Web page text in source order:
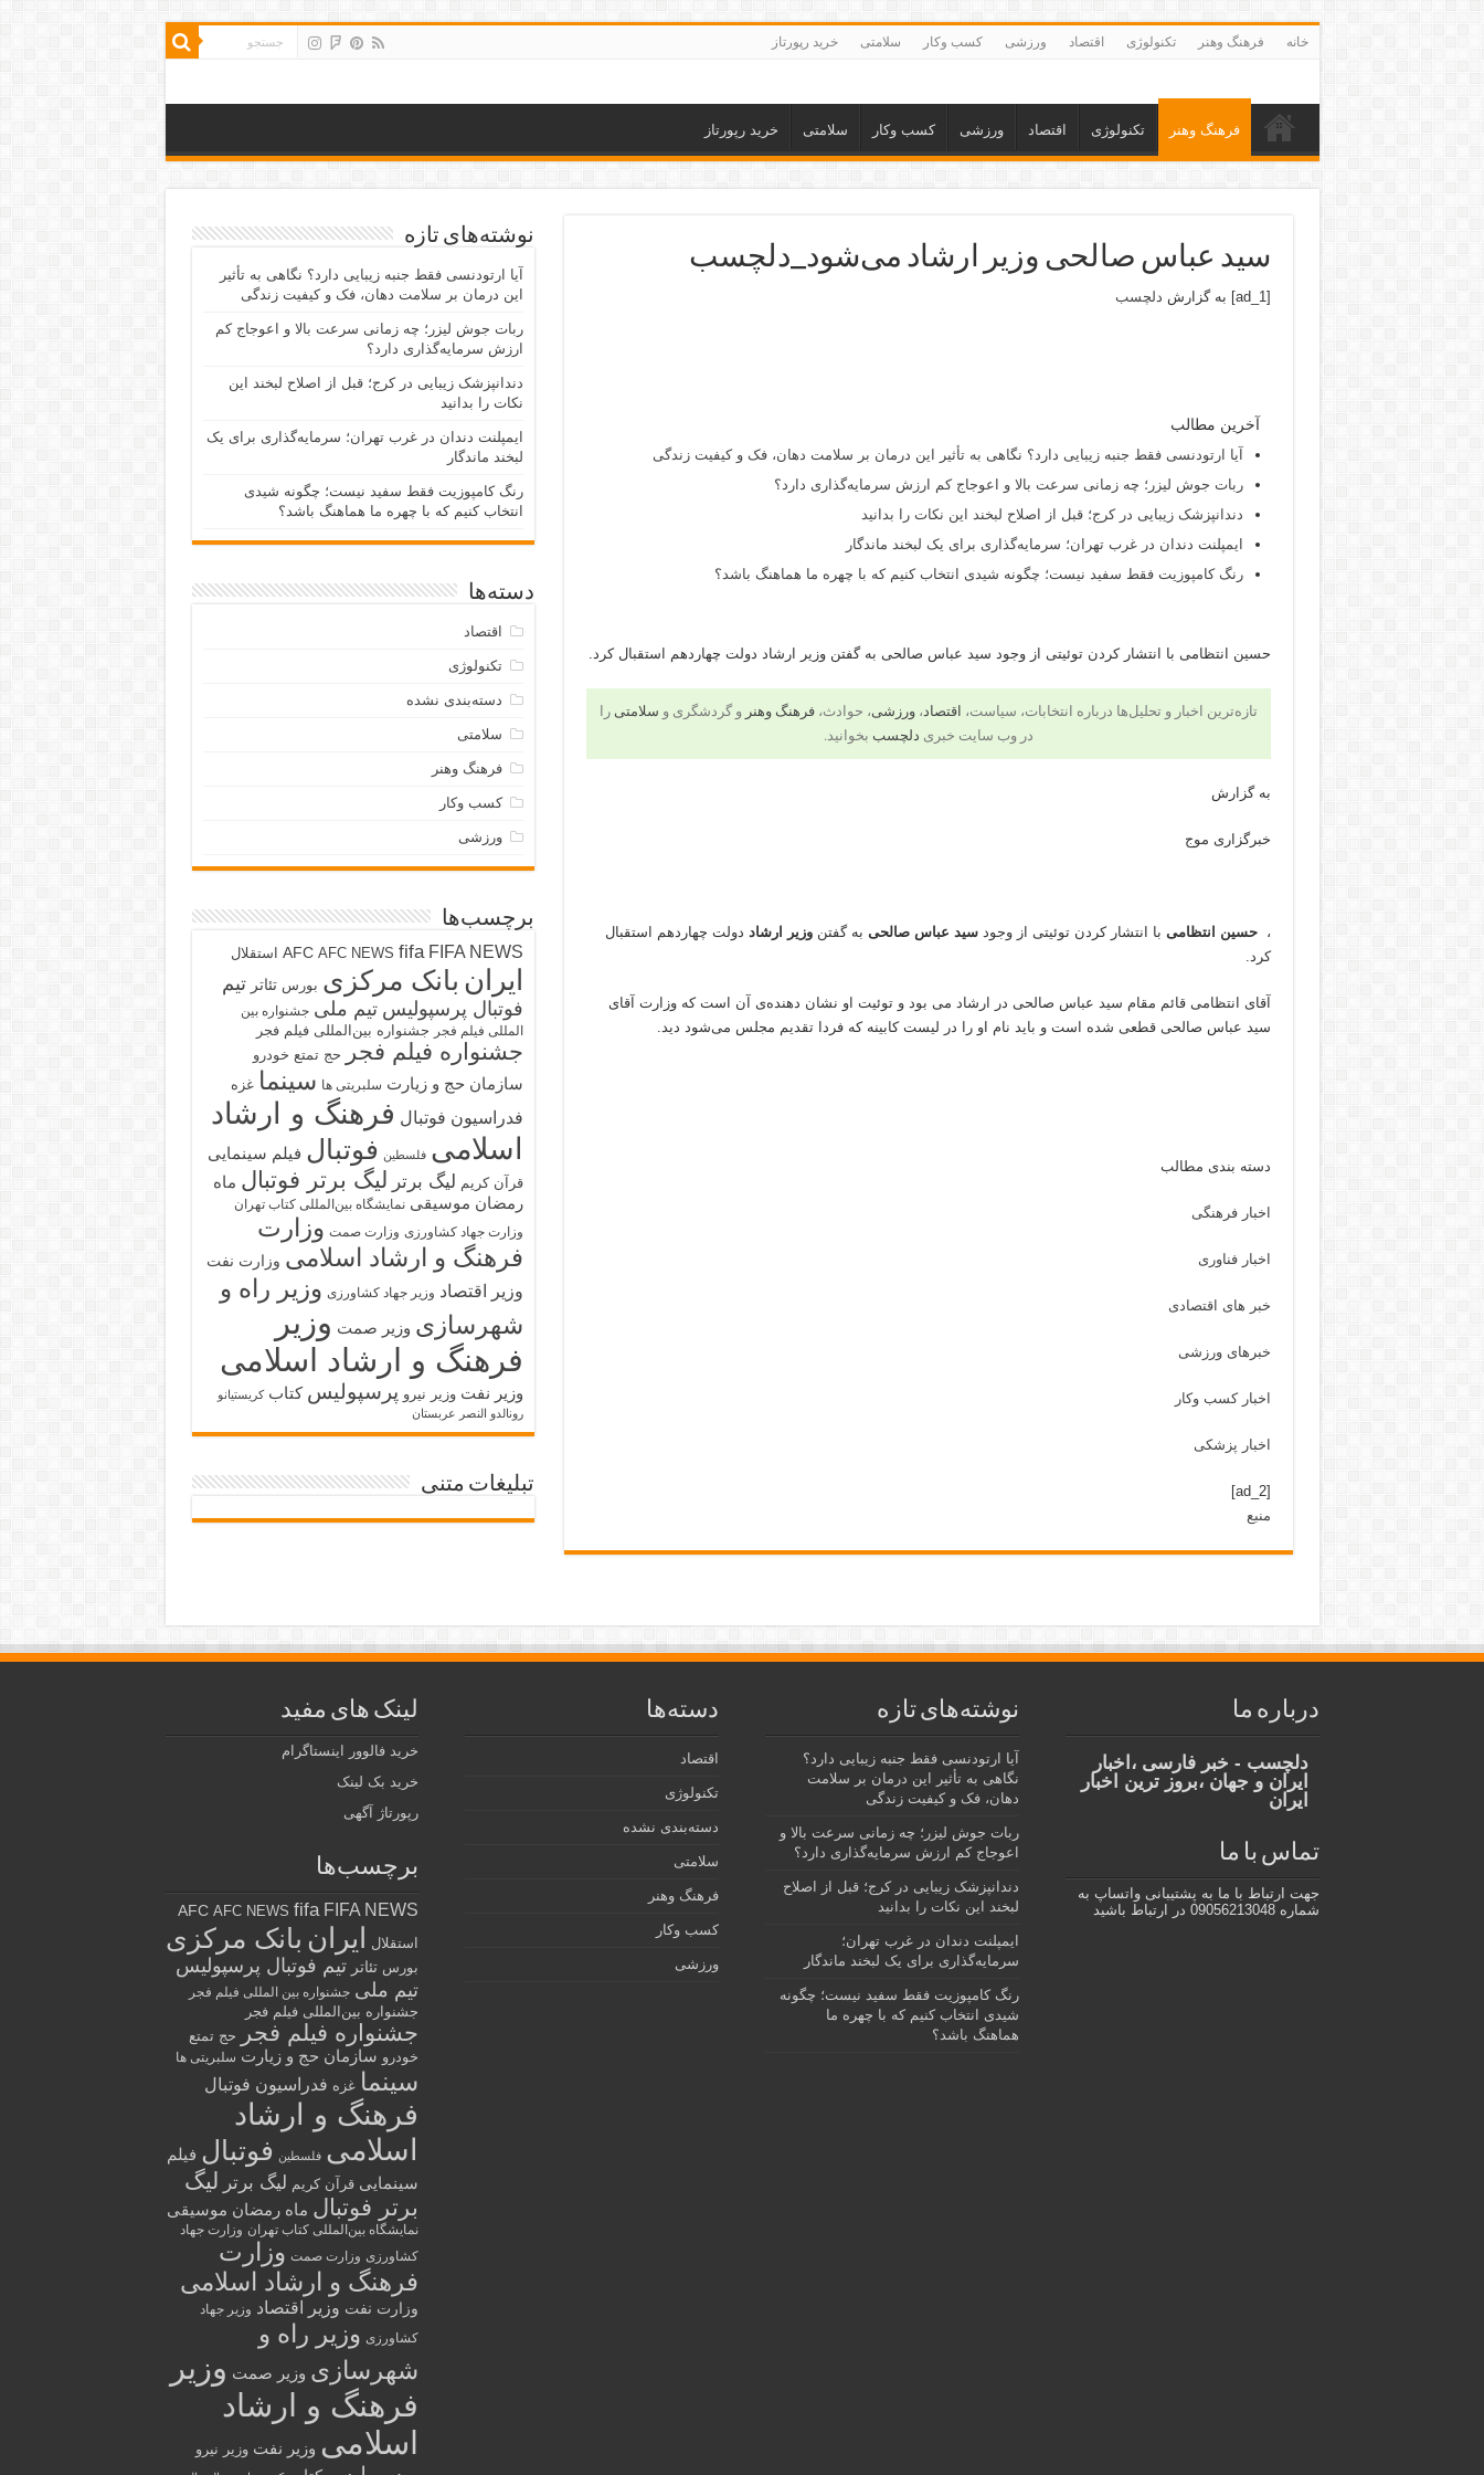
خانه فرهنگ وهنر تکنولوژی اقتصاد ورزشی کسب وکار سلامتی خرید رپورتاز
فرهنگ وهنر تکنولوژی اقتصاد ورزشی کسب وکار سلامتی خرید رپورتاز
سید عباس صالحی وزیر ارشاد می‌شود_دلچسب
[ad_1] به گزارش دلچسب
آخرین مطالب
آیا ارتودنسی فقط جنبه زیبایی دارد؟ نگاهی به تأثیر این درمان بر سلامت دهان، فک و کیفیت زندگی
ربات جوش لیزر؛ چه زمانی سرعت بالا و اعوجاج کم ارزش سرمایه‌گذاری دارد؟
دندانپزشک زیبایی در کرج؛ قبل از اصلاح لبخند این نکات را بدانید
ایمپلنت دندان در غرب تهران؛ سرمایه‌گذاری برای یک لبخند ماندگار
رنگ کامپوزیت فقط سفید نیست؛ چگونه شیدی انتخاب کنیم که با چهره ما هماهنگ باشد؟
حسین انتظامی با انتشار کردن توئیتی از وجود سید عباس صالحی به گفتن وزیر ارشاد دولت چهاردهم استقبال کرد.
تازه‌ترین اخبار و تحلیل‌ها درباره انتخابات، سیاست، اقتصاد،ورزشی، حوادث،فرهنگ وهنر و گردشگری و سلامتی را
در وب سایت خبری دلچسب بخوانید.
به گزارش
خبرگزاری موج
،حسین انتظامی با انتشار کردن توئیتی از وجودسید عباس صالحی به گفتنوزیر ارشاد دولت چهاردهم استقبال
کرد.
آقای انتظامی قائم مقام سید عباس صالحی در ارشاد می بود و توئیت او نشان دهنده‌ی آن است که وزارت‌ آقای
سید عباس صالحی قطعی شده است و باید نام او را در لیست کابینه که فردا تقدیم مجلس می‌شود دید.
دسته بندی مطالب
اخبار فرهنگی
اخبار فناوری
خبر های اقتصادی
خبرهای ورزشی
اخبار کسب وکار
اخبار پزشکی
[ad_2]
منبع
نوشته‌های تازه
آیا ارتودنسی فقط جنبه زیبایی دارد؟ نگاهی به تأثیر
این درمان بر سلامت دهان، فک و کیفیت زندگی
ربات جوش لیزر؛ چه زمانی سرعت بالا و اعوجاج کم
ارزش سرمایه‌گذاری دارد؟
دندانپزشک زیبایی در کرج؛ قبل از اصلاح لبخند این
نکات را بدانید
ایمپلنت دندان در غرب تهران؛ سرمایه‌گذاری برای یک
لبخند ماندگار
رنگ کامپوزیت فقط سفید نیست؛ چگونه شیدی
انتخاب کنیم که با چهره ما هماهنگ باشد؟
دسته‌ها
اقتصاد
تکنولوژی
دسته‌بندی نشده
سلامتی
فرهنگ وهنر
کسب وکار
ورزشی
برچسب‌ها
AFC AFC NEWS fifa FIFA NEWS استقلال
ایران بانک مرکزی بورس تئاتر تیم
فوتبال پرسپولیس تیم ملی جشنواره بین
المللی فیلم فجر جشنواره بین‌المللی فیلم فجر
جشنواره فیلم فجر حج تمتع خودرو
سازمان حج و زیارت سلبریتی ها سینما غزه
فدراسیون فوتبال فرهنگ و ارشاد
اسلامی فلسطین فوتبال فیلم سینمایی
قرآن کریم لیگ برتر لیگ برتر فوتبال ماه
رمضان موسیقی نمایشگاه بین‌المللی کتاب تهران
وزارت جهاد کشاورزی وزارت صمت وزارت
فرهنگ و ارشاد اسلامی وزارت نفت
وزیر اقتصاد وزیر جهاد کشاورزی وزیر راه و
شهرسازی وزیر صمت وزیر
فرهنگ و ارشاد اسلامی
وزیر نفت وزیر نیرو پرسپولیس کتاب کریستیانو
رونالدو النصر عربستان
تبلیغات متنی
درباره ما
دلچسب - خبر فارسی ،اخبار
ایران و جهان ،بروز ترین اخبار
ایران
تماس با ما
جهت ارتباط با ما به پشتیبانی واتساپ به
شماره 09056213048 در ارتباط باشید
نوشته‌های تازه
آیا ارتودنسی فقط جنبه زیبایی دارد؟
نگاهی به تأثیر این درمان بر سلامت
دهان، فک و کیفیت زندگی
ربات جوش لیزر؛ چه زمانی سرعت بالا و
اعوجاج کم ارزش سرمایه‌گذاری دارد؟
دندانپزشک زیبایی در کرج؛ قبل از اصلاح
لبخند این نکات را بدانید
ایمپلنت دندان در غرب تهران؛
سرمایه‌گذاری برای یک لبخند ماندگار
رنگ کامپوزیت فقط سفید نیست؛ چگونه
شیدی انتخاب کنیم که با چهره ما
هماهنگ باشد؟
دسته‌ها
اقتصاد
تکنولوژی
دسته‌بندی نشده
سلامتی
فرهنگ وهنر
کسب وکار
ورزشی
لینک های مفید
خرید فالوور اینستاگرام
خرید بک لینک
رپورتاژ آگهی
برچسب‌ها
AFC AFC NEWS fifa FIFA NEWS
استقلال ایران بانک مرکزی
بورس تئاتر تیم فوتبال پرسپولیس
تیم ملی جشنواره بین المللی فیلم فجر
جشنواره بین‌المللی فیلم فجر
جشنواره فیلم فجر
حج تمتع
خودرو سازمان حج و زیارت سلبریتی ها
سینما غزه فدراسیون فوتبال
فرهنگ و ارشاد
اسلامی فلسطین فوتبال فیلم
سینمایی قرآن کریم لیگ برتر لیگ
برتر فوتبال ماه رمضان موسیقی
نمایشگاه بین‌المللی کتاب تهران وزارت جهاد
کشاورزی وزارت صمت وزارت
فرهنگ و ارشاد اسلامی
وزارت نفت وزیر اقتصاد وزیر جهاد
کشاورزی وزیر راه و
شهرسازی وزیر صمت وزیر
فرهنگ و ارشاد
اسلامی وزیر نفت وزیر نیرو